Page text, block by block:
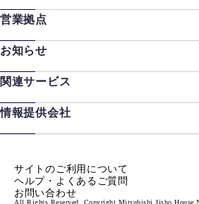
営業拠点
お知らせ
関連サービス
情報提供会社
サイトのご利用について
ヘルプ・よくあるご質問
お問い合わせ
All Rights Reserved. Copyright Mitsubishi Jisho House